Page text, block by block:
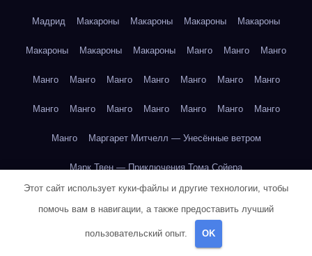
Мадрид Макароны Макароны Макароны Макароны
Макароны Макароны Макароны Манго Манго Манго
Манго Манго Манго Манго Манго Манго Манго
Манго Манго Манго Манго Манго Манго Манго
Манго Маргарет Митчелл — Унесённые ветром
Марк Твен — Приключения Тома Сойера
Марк Твен — Приключения Тома Сойера
Этот сайт использует куки-файлы и другие технологии, чтобы
помочь вам в навигации, а также предоставить лучший
пользовательский опыт. OK